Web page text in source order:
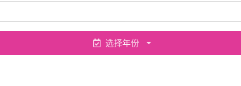
选择年份